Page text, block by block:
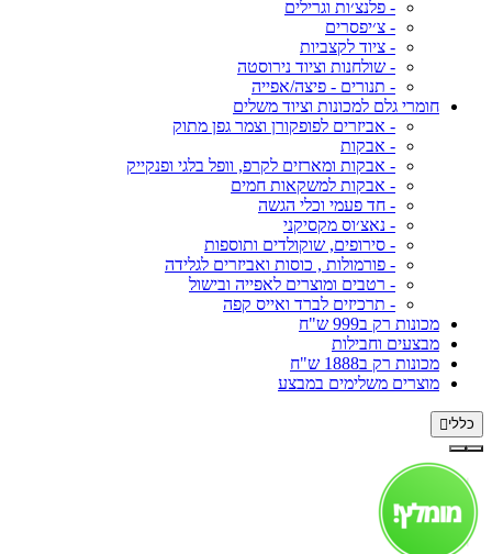
- פלנצ׳ות וגרילים
- צ׳יפסרים
- ציוד לקצביות
- שולחנות וציוד נירוסטה
- תנורים - פיצה/אפייה
חומרי גלם למכונות וציוד משלים
- אביזרים לפופקורן וצמר גפן מתוק
- אבקות
- אבקות ומארזים לקרפ, וופל בלגי ופנקייק
- אבקות למשקאות חמים
- חד פעמי וכלי הגשה
- נאצ׳וס מקסיקני
- סירופים, שוקולדים ותוספות
- פורמולות , כוסות ואביזרים לגלידה
- רטבים ומוצרים לאפייה ובישול
- תרכיזים לברד ואייס קפה
מכונות רק ב999 ש"ח
מבצעים וחבילות
מכונות רק ב1888 ש"ח
מוצרים משלימים במבצע
כללי